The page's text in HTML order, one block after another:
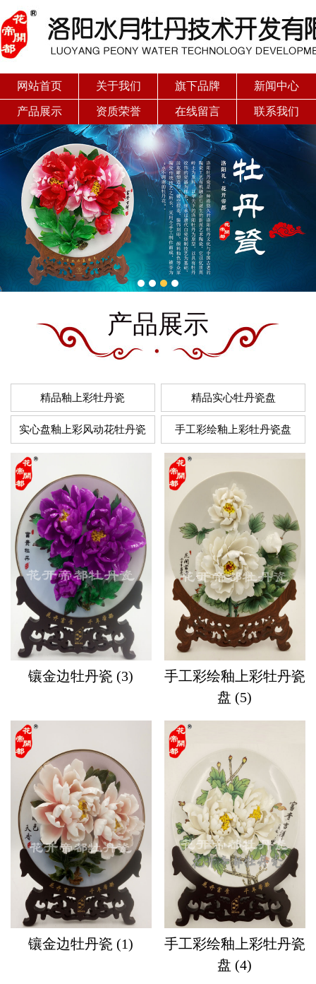
网站首页 关于我们 旗下品牌 新闻中心
产品展示 资质荣誉 在线留言 联系我们
产品展示
精品釉上彩牡丹瓷 精品实心牡丹瓷盘
实心盘釉上彩风动花牡丹瓷 手工彩绘釉上彩牡丹瓷盘
镶金边牡丹瓷 (3)
镶金边牡丹瓷 (1)
手工彩绘釉上彩牡丹瓷
盘 (5)
手工彩绘釉上彩牡丹瓷
盘 (4)